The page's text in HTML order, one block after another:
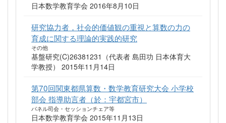
日本数学教育学会 2016年8月10日
研究協力者，社会的価値観の重視と算数の力の
育成に関する理論的実践的研究
その他
基盤研究(C)26381231（代表者 島田功 日本体育大
学教授） 2015年11月14日
第70回関東都県算数・数学教育研究大会 小学校
部会 指導助言者（於：宇都宮市）
パネル司会・セッションチェア等
日本数学教育学会 2015年11月13日